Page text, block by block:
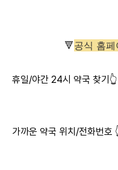
🔻공식 홈
휴일/야간 24시 약국 찾기👆
가까운 약국 위치/전화번호